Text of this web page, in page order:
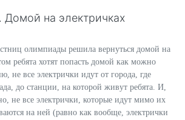
на электричках
олимпиады решила вернуться домой на
ребята хотят попасть домой как можно
не все электрички идут от города, где
до станции, на которой живут ребята. И,
не все электрички, которые идут мимо их
на ней (равно как вообще, электрички